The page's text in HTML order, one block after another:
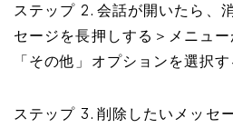
ステップ 2. 会話が開いたら、
セージを長押しする＞メニュー
「その他」オプションを選択す
ステップ 3. 削除したいメッセ